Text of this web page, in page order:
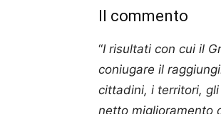
Il commento
“I risultati con cui il
coniugare il
cittadini, i territori,
netto miglioramento